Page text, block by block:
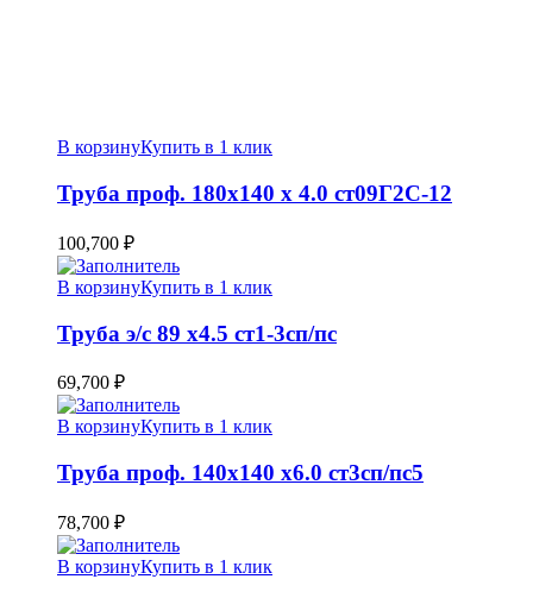
В корзинуКупить в 1 клик
Труба проф. 180х140 х 4.0 ст09Г2С-12
100,700 ₽
В корзинуКупить в 1 клик
Труба э/c 89 х4.5 ст1-3сп/пс
69,700 ₽
В корзинуКупить в 1 клик
Труба проф. 140х140 х6.0 ст3сп/пс5
78,700 ₽
В корзинуКупить в 1 клик